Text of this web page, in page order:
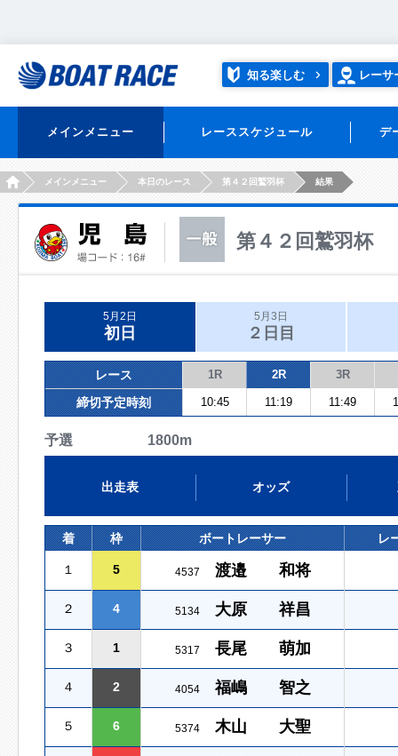
知る楽しむ レーサ
メインメニュー レーススケジュール デ
HOMEメインメニュー 本日のレース 第４２回鷲羽杯 結果
第４２回鷲羽杯
5月2日
初日
5月3日
２日目
レース 1R 2R 3R
締切予定時刻 10:45 11:19 11:49
予選 1800m
出走表 オッズ
着 枠 ボートレーサー レ
１ 5 4537 渡邉 和将
２ 4 5134 大原 祥昌
３ 1 5317 長尾 萌加
４ 2 4054 福嶋 智之
５ 6 5374 木山 大聖